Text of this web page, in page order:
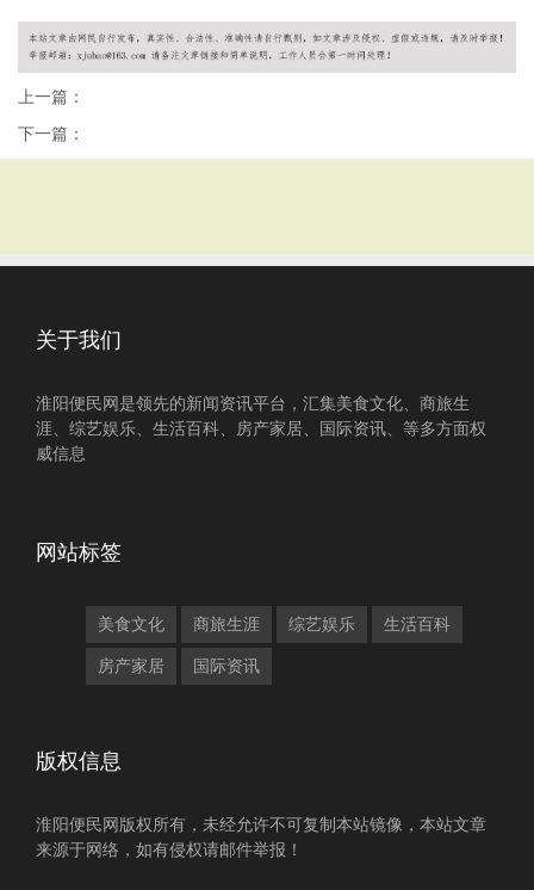
上一篇：
下一篇：
关于我们
淮阳便民网是领先的新闻资讯平台，汇集美食文化、商旅生
涯、综艺娱乐、生活百科、房产家居、国际资讯、等多方面权
威信息
网站标签
美食文化 商旅生涯 综艺娱乐 生活百科
房产家居 国际资讯
版权信息
淮阳便民网版权所有，未经允许不可复制本站镜像，本站文章
来源于网络，如有侵权请邮件举报！